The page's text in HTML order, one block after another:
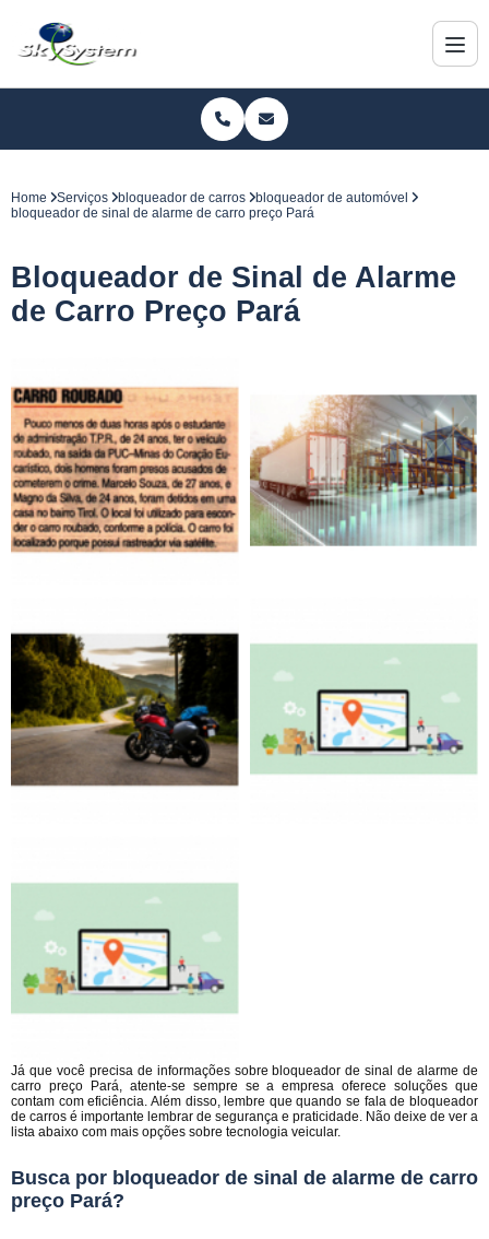
Home Serviços bloqueador de carros
bloqueador de automóvel
bloqueador de sinal de alarme de carro preço Pará
Bloqueador de Sinal de Alarme
de Carro Preço Pará
Já que você precisa de informações sobre bloqueador de sinal de alarme de
carro preço Pará, atente-se sempre se a empresa oferece soluções que
contam com eficiência. Além disso, lembre que quando se fala de bloqueador
de carros é importante lembrar de segurança e praticidade. Não deixe de ver a
lista abaixo com mais opções sobre tecnologia veicular.
Busca por bloqueador de sinal de alarme de carro
preço Pará?